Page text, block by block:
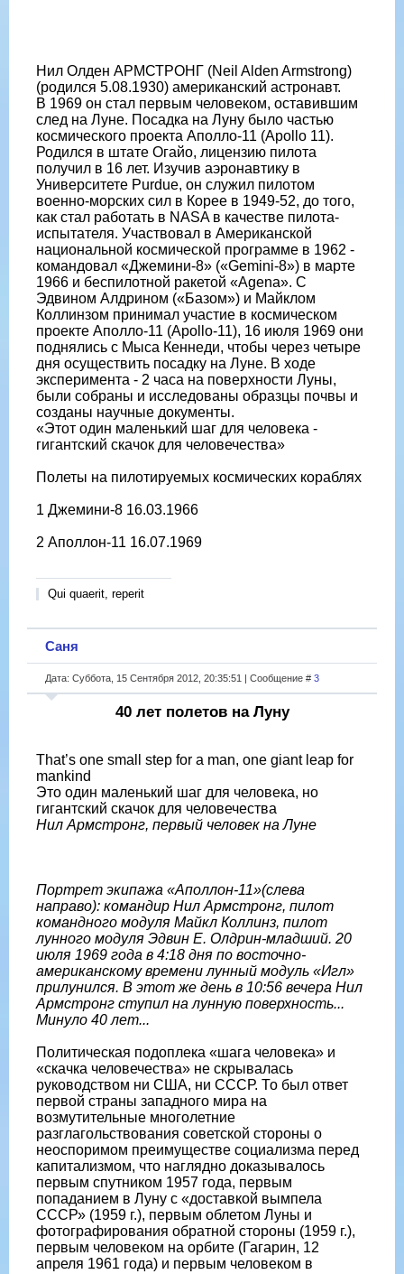
Нил Олден АРМСТРОНГ (Neil Alden Armstrong)
(родился 5.08.1930) американский астронавт.
В 1969 он стал первым человеком, оставившим
след на Луне. Посадка на Луну было частью
космического проекта Аполло-11 (Apollo 11).
Родился в штате Огайо, лицензию пилота
получил в 16 лет. Изучив аэронавтику в
Университете Purdue, он служил пилотом
военно-морских сил в Корее в 1949-52, до того,
как стал работать в NASA в качестве пилота-
испытателя. Участвовал в Американской
национальной космической программе в 1962 -
командовал «Джемини-8» («Gemini-8») в марте
1966 и беспилотной ракетой «Agena». С
Эдвином Алдрином («Базом») и Майклом
Коллинзом принимал участие в космическом
проекте Аполло-11 (Apollo-11), 16 июля 1969 они
поднялись с Мыса Кеннеди, чтобы через четыре
дня осуществить посадку на Луне. В ходе
эксперимента - 2 часа на поверхности Луны,
были собраны и исследованы образцы почвы и
созданы научные документы.
«Этот один маленький шаг для человека -
гигантский скачок для человечества»
Полеты на пилотируемых космических кораблях
1 Джемини-8 16.03.1966
2 Аполлон-11 16.07.1969
Qui quaerit, reperit
Саня
Дата: Суббота, 15 Сентября 2012, 20:35:51 | Сообщение # 3
40 лет полетов на Луну
That’s one small step for a man, one giant leap for
mankind
Это один маленький шаг для человека, но
гигантский скачок для человечества
Нил Армстронг, первый человек на Луне
Портрет экипажа «Аполлон-11»(слева
направо): командир Нил Армстронг, пилот
командного модуля Майкл Коллинз, пилот
лунного модуля Эдвин E. Олдрин-младший. 20
июля 1969 года в 4:18 дня по восточно-
американскому времени лунный модуль «Игл»
прилунился. В этот же день в 10:56 вечера Нил
Армстронг ступил на лунную поверхность...
Минуло 40 лет...
Политическая подоплека «шага человека» и
«скачка человечества» не скрывалась
руководством ни США, ни СССР. То был ответ
первой страны западного мира на
возмутительные многолетние
разглагольствования советской стороны о
неоспоримом преимуществе социализма перед
капитализмом, что наглядно доказывалось
первым спутником 1957 года, первым
попаданием в Луну с «доставкой вымпела
СССР» (1959 г.), первым облетом Луны и
фотографирования обратной стороны (1959 г.),
первым человеком на орбите (Гагарин, 12
апреля 1961 года) и первым человеком в